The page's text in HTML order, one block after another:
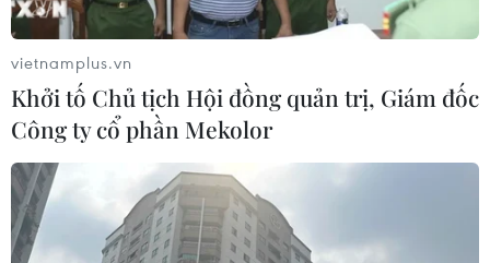
TIN CÙNG CHUYÊN MỤC
Đắk Lắk truy quét, xử lý tình trạng
phá rừng, lấn chiếm đất rừng
06/08/2026 12:36
vietnamplus.vn
Khởi tố Chủ tịch Hội đồng quản trị, Giám đốc
Công ty cổ phần Mekolor